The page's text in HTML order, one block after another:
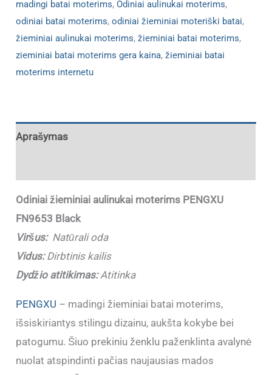
madingi batai moterims,Odiniai aulinukai moterims,
odiniai batai moterims,odiniai žieminiai moteriški batai,
žieminiai aulinukai moterims,žieminiai batai moterims,
zieminiai batai moterims gera kaina,žieminiai batai
moterims internetu
Aprašymas
Odiniai žieminiai aulinukai moterims PENGXU
FN9653 Black
Viršus:Natūrali oda
Vidus:Dirbtinis kailis
Dydžio atitikimas:Atitinka
PENGXU – madingi žieminiai batai moterims,
išsiskiriantys stilingu dizainu, aukšta kokybe bei
patogumu. Šiuo prekiniu ženklu paženklinta avalynė
nuolat atspindinti pačias naujausias mados